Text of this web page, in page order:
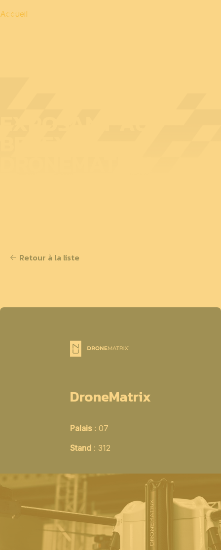
Accueil
Retour à la liste
DroneMatrix
Palais: 07
Stand: 312